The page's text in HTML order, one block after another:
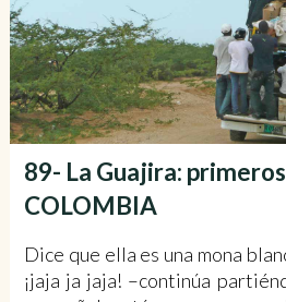
89- La Guajira:
COLOMBIA
Dice que ella es una mona
¡jaja ja jaja! –continúa